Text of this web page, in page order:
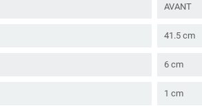
AVANT
41.5 cm
6 cm
1 cm